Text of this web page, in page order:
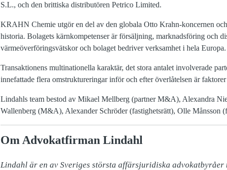
S.L., och den brittiska distributören Petrico Limited.
KRAHN Chemie utgör en del av den globala Otto Krahn-koncernen
historia. Bolagets kärnkompetenser är försäljning, marknadsföring och
värmeöverföringsvätskor och bolaget bedriver verksamhet i hela Europa.
Transaktionens multinationella karaktär, det stora antalet involverade
innefattade flera omstruktureringar inför och efter överlåtelsen är
Lindahls team bestod av Mikael Mellberg (partner M&A), Alexandra
Wallenberg (M&A), Alexander Schröder (fastighetsrätt), Olle Månsson
Om Advokatfirman Lindahl
Lindahl är en av Sveriges största affärsjuridiska advokatbyråer